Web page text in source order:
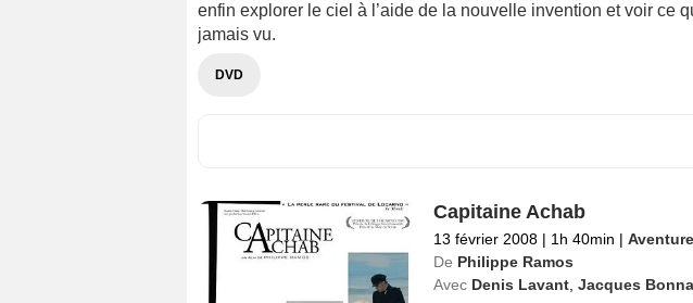
enfin explorer le ciel à l’aide de la nouvelle invention et voir ce
jamais vu.
DVD
Capitaine Achab
13 février 2008 | 1h 40min | Aventure
De Philippe Ramos
Avec Denis Lavant, Jacques